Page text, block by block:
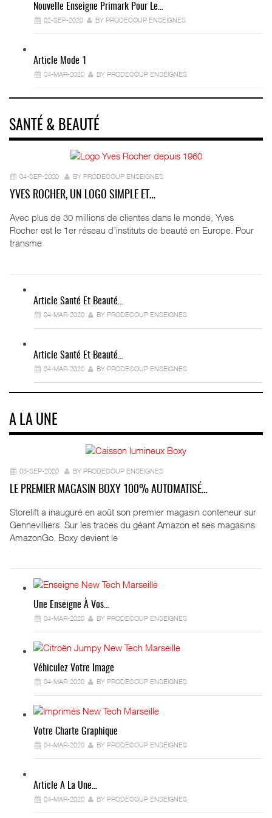
Nouvelle Enseigne Primark Pour Le…
02-SEP-2020 BY PRODECOUP ENSEIGNES
Article Mode 1
04-MAR-2020 BY PRODECOUP ENSEIGNES
SANTÉ & BEAUTÉ
04-SEP-2020 BY PRODECOUP ENSEIGNES
YVES ROCHER, UN LOGO SIMPLE ET…
Avec plus de 30 millions de clientes dans le monde, Yves
Rocher est le 1er réseau d’instituts de beauté en Europe. Pour
transme
Article Santé Et Beauté…
04-MAR-2020 BY PRODECOUP ENSEIGNES
Article Santé Et Beauté…
04-MAR-2020 BY PRODECOUP ENSEIGNES
A LA UNE
03-SEP-2020 BY PRODECOUP ENSEIGNES
LE PREMIER MAGASIN BOXY 100% AUTOMATISÉ…
Storelift a inauguré en août son premier magasin conteneur sur
Gennevilliers. Sur les traces du géant Amazon et ses magasins
AmazonGo. Boxy devient le
Une Enseigne À Vos…
04-MAR-2020 BY PRODECOUP ENSEIGNES
Véhiculez Votre Image
04-MAR-2020 BY PRODECOUP ENSEIGNES
Votre Charte Graphique
04-MAR-2020 BY PRODECOUP ENSEIGNES
Article A La Une…
04-MAR-2020 BY PRODECOUP ENSEIGNES